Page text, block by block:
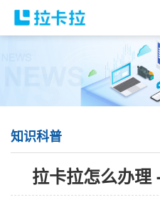
知识科普
拉卡拉怎么办理